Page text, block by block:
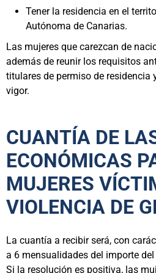
Tener la residencia en el
Autónoma de Canarias.
Las mujeres que carezcan de
además de reunir los requisitos
titulares de permiso de residencia
vigor.
CUANTÍA DE
ECONÓMICAS
MUJERES
VIOLENCIA DE
La cuantía a recibir será, con
a 6 mensualidades del importe
Si la resolución es positiva, las